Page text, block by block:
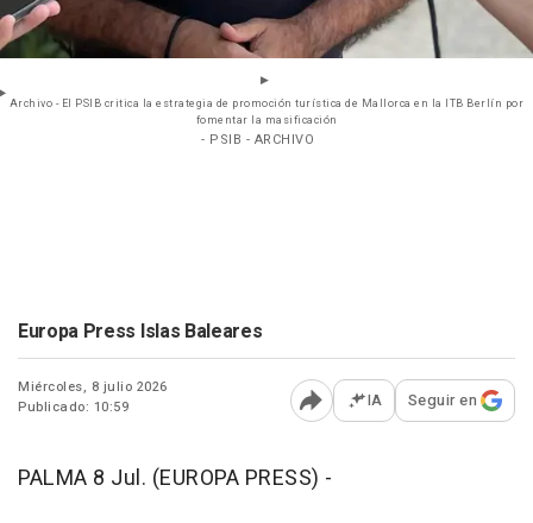
Archivo - El PSIB critica la estrategia de promoción turística de Mallorca en la ITB Berlín por
fomentar la masificación
- PSIB - ARCHIVO
Europa Press Islas Baleares
Miércoles, 8 julio 2026
Publicado: 10:59
Abrir opciones para
IA Seguir en
PALMA 8 Jul. (EUROPA PRESS) -